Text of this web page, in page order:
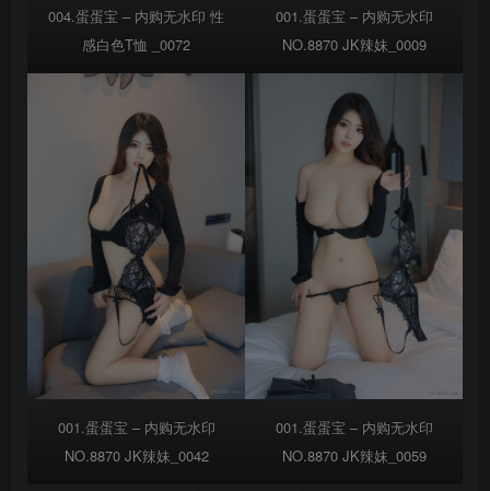
004.蛋蛋宝 – 内购无水印 性
感白色T恤 _0072
001.蛋蛋宝 – 内购无水印
NO.8870 JK辣妹_0009
001.蛋蛋宝 – 内购无水印
NO.8870 JK辣妹_0042
001.蛋蛋宝 – 内购无水印
NO.8870 JK辣妹_0059